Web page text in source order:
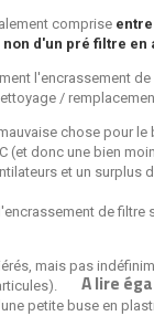
A lire
comprise
d'un pré filtre
l'encrassement
/
chose pour
(et donc une bien
et un surplus
de
mais pas
petite buse en